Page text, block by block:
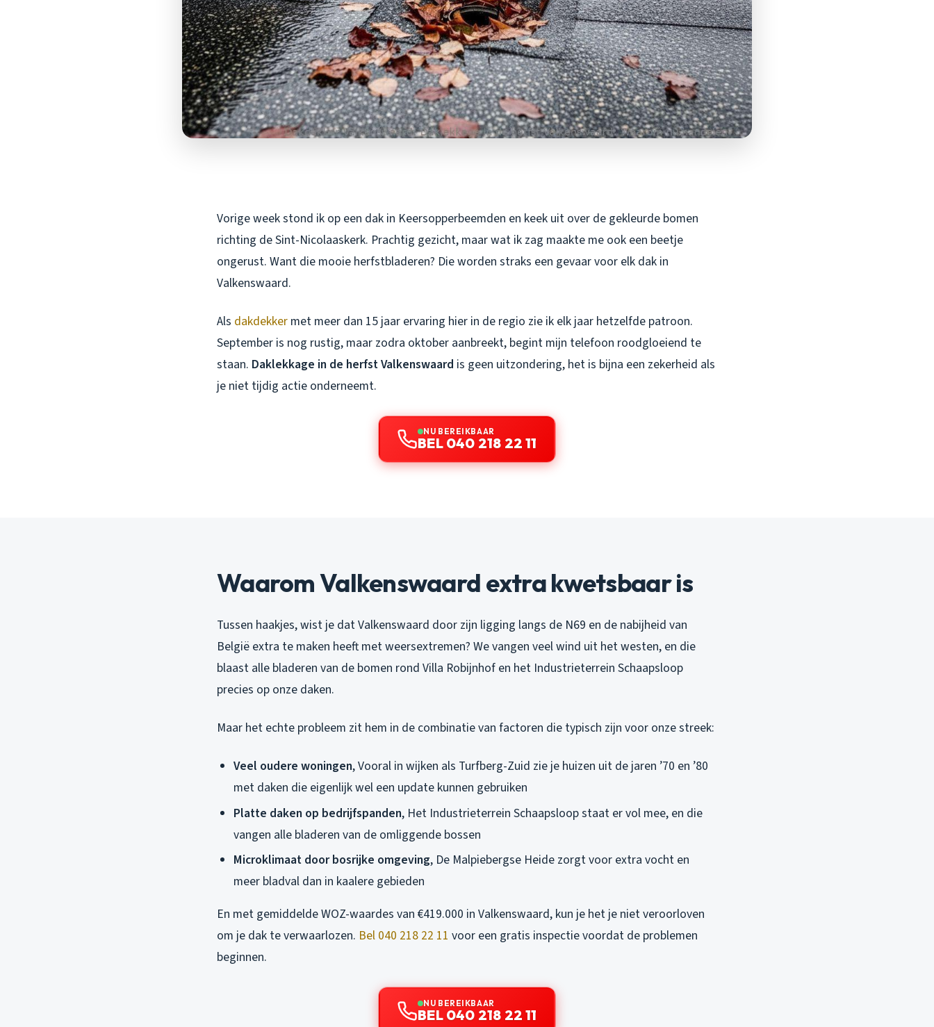
Vorige week stond ik op een dak in Keersopperbeemden en keek uit over de gekleurde bomen
richting de Sint-Nicolaaskerk. Prachtig gezicht, maar wat ik zag maakte me ook een beetje
ongerust. Want die mooie herfstbladeren? Die worden straks een gevaar voor elk dak in
Valkenswaard.
Als dakdekker met meer dan 15 jaar ervaring hier in de regio zie ik elk jaar hetzelfde patroon.
September is nog rustig, maar zodra oktober aanbreekt, begint mijn telefoon roodgloeiend te
staan. Daklekkage in de herfst Valkenswaard is geen uitzondering, het is bijna een zekerheid als
je niet tijdig actie onderneemt.
NU BEREIKBAAR
BEL 040 218 22 11
Waarom Valkenswaard extra kwetsbaar is
Tussen haakjes, wist je dat Valkenswaard door zijn ligging langs de N69 en de nabijheid van
België extra te maken heeft met weersextremen? We vangen veel wind uit het westen, en die
blaast alle bladeren van de bomen rond Villa Robijnhof en het Industrieterrein Schaapsloop
precies op onze daken.
Maar het echte probleem zit hem in de combinatie van factoren die typisch zijn voor onze streek:
Veel oudere woningen, Vooral in wijken als Turfberg-Zuid zie je huizen uit de jaren ’70 en ’80
met daken die eigenlijk wel een update kunnen gebruiken
Platte daken op bedrijfspanden, Het Industrieterrein Schaapsloop staat er vol mee, en die
vangen alle bladeren van de omliggende bossen
Microklimaat door bosrijke omgeving, De Malpiebergse Heide zorgt voor extra vocht en
meer bladval dan in kaalere gebieden
En met gemiddelde WOZ-waardes van €419.000 in Valkenswaard, kun je het je niet veroorloven
om je dak te verwaarlozen. Bel 040 218 22 11 voor een gratis inspectie voordat de problemen
beginnen.
NU BEREIKBAAR
BEL 040 218 22 11